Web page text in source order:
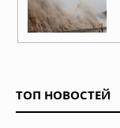
ТОП НОВОСТЕЙ